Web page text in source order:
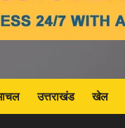
उत्तराखंड खेल